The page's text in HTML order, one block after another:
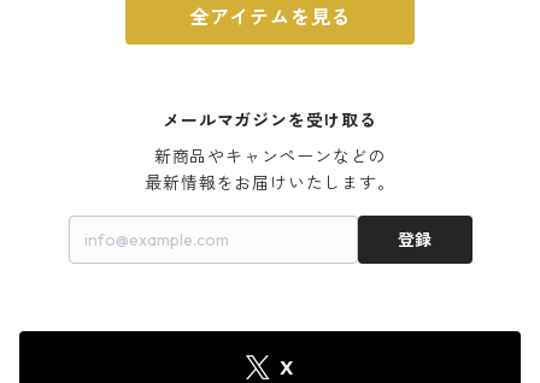
全アイテムを見る
メールマガジンを受け取る
新商品やキャンペーンなどの
最新情報をお届けいたします。
登録
X